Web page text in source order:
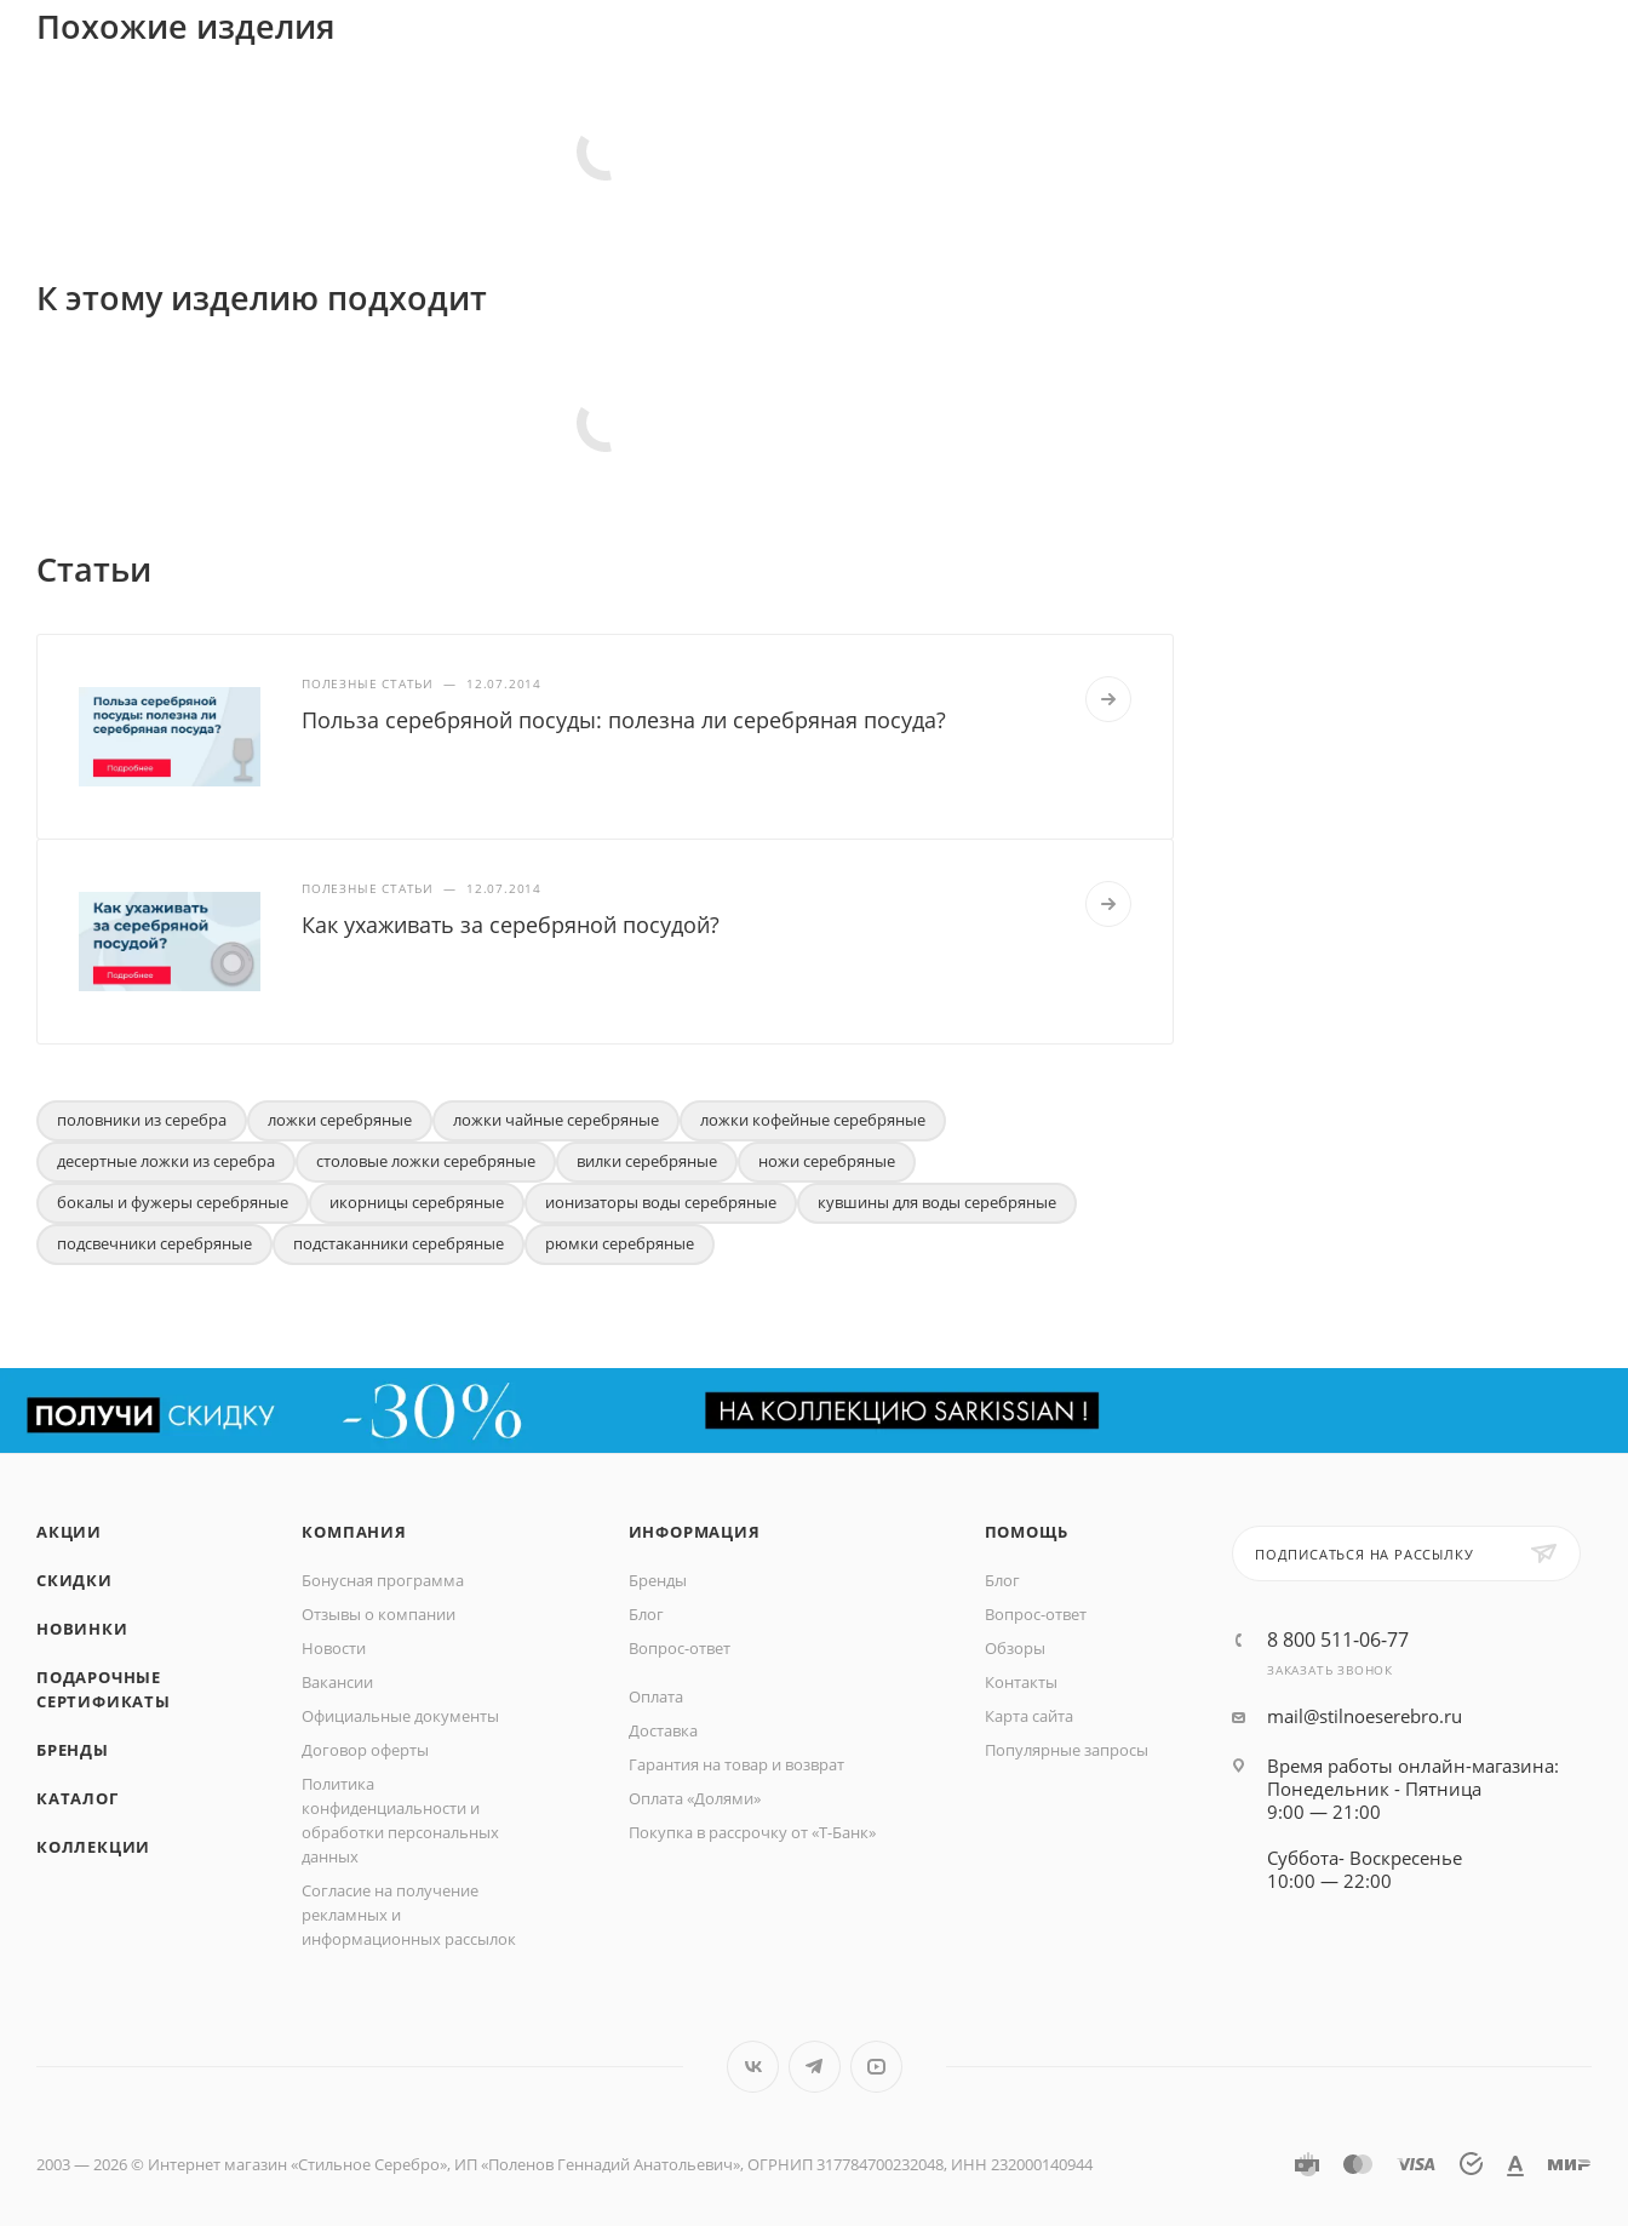
Похожие изделия
К этому изделию подходит
Статьи
ПОЛЕЗНЫЕ СТАТЬИ — 12.07.2014
Польза серебряной посуды: полезна ли серебряная посуда?
ПОЛЕЗНЫЕ СТАТЬИ — 12.07.2014
Как ухаживать за серебряной посудой?
половники из серебра ложки серебряные ложки чайные серебряные
ложки кофейные серебряные
десертные ложки из серебра
столовые ложки серебряные вилки серебряные
ножи серебряные
бокалы и фужеры серебряные
икорницы серебряные ионизаторы воды серебряные
кувшины для воды серебряные
подсвечники серебряные
подстаканники серебряные рюмки серебряные
АКЦИИ
СКИДКИ
НОВИНКИ
ПОДАРОЧНЫЕ
СЕРТИФИКАТЫ
БРЕНДЫ
КАТАЛОГ
КОЛЛЕКЦИИ
КОМПАНИЯ
Бонусная программа
Отзывы о компании
Новости
Вакансии
Официальные документы
Договор оферты
Политика
конфиденциальности и
обработки персональных
данных
Согласие на получение
рекламных и
информационных рассылок
ИНФОРМАЦИЯ
Бренды
Блог
Вопрос-ответ
Оплата
Доставка
Гарантия на товар и возврат
Оплата «Долями»
Покупка в рассрочку от «Т-Банк»
ПОМОЩЬ
Блог
Вопрос-ответ
Обзоры
Контакты
Карта сайта
Популярные запросы
ПОДПИСАТЬСЯ НА РАССЫЛКУ
8 800 511-06-77
ЗАКАЗАТЬ ЗВОНОК
mail@stilnoeserebro.ru
Время работы онлайн-магазина:
Понедельник - Пятница
9:00 — 21:00
Суббота- Воскресенье
10:00 — 22:00
2003 — 2026 © Интернет магазин «Стильное Серебро», ИП «Поленов Геннадий Анатольевич», ОГРНИП 317784700232048, ИНН 232000140944